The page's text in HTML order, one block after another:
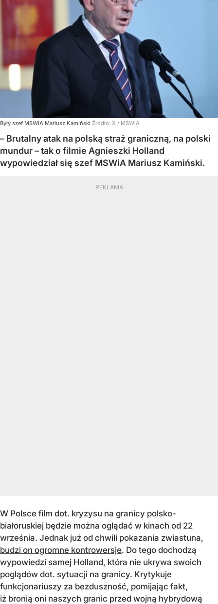
Były szef MSWiA Mariusz Kamiński Źródło: X / MSWiA
– Brutalny atak na polską straż graniczną, na polski
mundur – tak o filmie Agnieszki Holland
wypowiedział się szef MSWiA Mariusz Kamiński.
W Polsce film dot. kryzysu na granicy polsko-
białoruskiej będzie można oglądać w kinach od 22
września. Jednak już od chwili pokazania zwiastuna,
budzi on ogromne kontrowersje. Do tego dochodzą
wypowiedzi samej Holland, która nie ukrywa swoich
poglądów dot. sytuacji na granicy. Krytykuje
funkcjonariuszy za bezduszność, pomijając fakt,
iż bronią oni naszych granic przed wojną hybrydową